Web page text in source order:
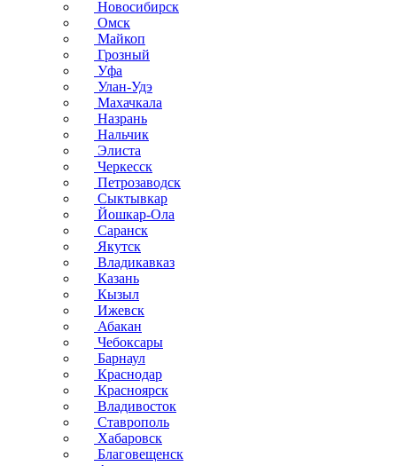
Новосибирск
Омск
Майкоп
Грозный
Уфа
Улан-Удэ
Махачкала
Назрань
Нальчик
Элиста
Черкесск
Петрозаводск
Сыктывкар
Йошкар-Ола
Саранск
Якутск
Владикавказ
Казань
Кызыл
Ижевск
Абакан
Чебоксары
Барнаул
Краснодар
Красноярск
Владивосток
Ставрополь
Хабаровск
Благовещенск